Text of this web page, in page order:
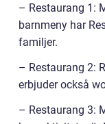
– Restaurang 1:
barnmeny har
familjer.
– Restaurang 2:
erbjuder också
– Restaurang 3: